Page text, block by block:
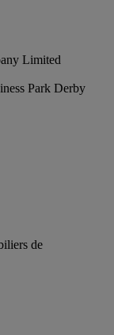
Limited
Park Derby
de